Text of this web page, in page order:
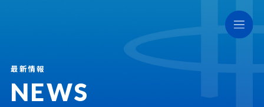
NEWS
最新情報